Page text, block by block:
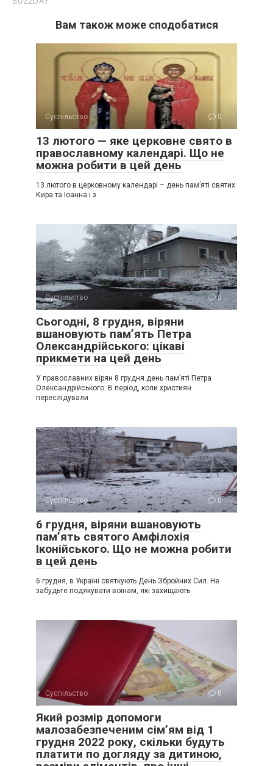
Вам також може сподобатися
Суспільство 0
13 лютого — яке церковне свято в
православному календарі. Що не
можна робити в цей день
13 лютого в церковному календарі – день пам’яті святих
Кира та Іоанна і з
Суспільство 0
Сьогодні, 8 грудня, віряни
вшановують пам’ять Петра
Олександрійського: цікаві
прикмети на цей день
У православних вірян 8 грудня день пам’яті Петра
Олександрійського. В період, коли християн
переслідували
Суспільство 0
6 грудня, віряни вшановують
пам’ять святого Амфілохія
Іконійського. Що не можна робити
в цей день
6 грудня, в Україні святкують День Збройних Сил. Не
забудьте подякувати воїнам, які захищають
Суспільство 0
Який розмір допомоги
малозабезпеченим сім’ям від 1
грудня 2022 року, скільки будуть
платити по догляду за дитиною,